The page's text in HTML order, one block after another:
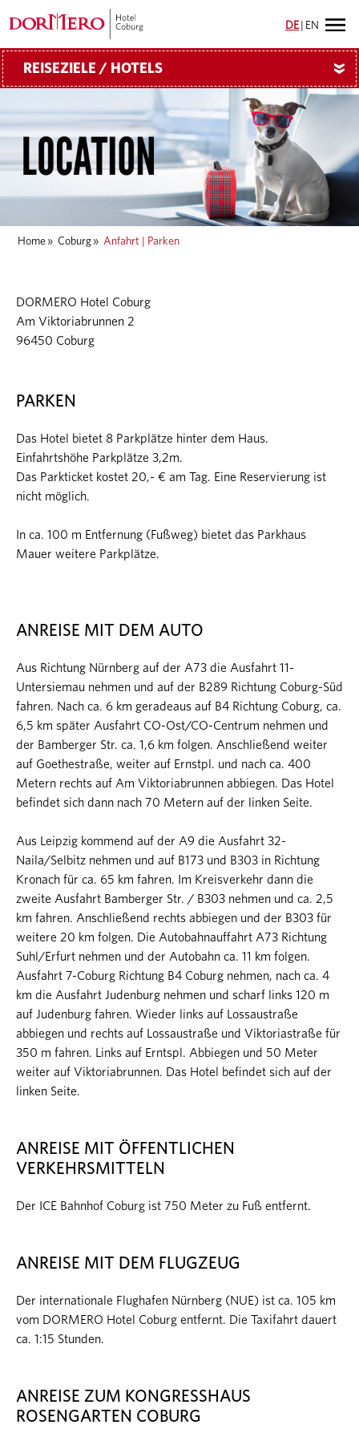
DE EN
REISEZIELE / HOTELS »
Home » Coburg » Anfahrt | Parken
DORMERO Hotel Coburg
Am Viktoriabrunnen 2
96450 Coburg
PARKEN
Das Hotel bietet 8 Parkplätze hinter dem Haus.
Einfahrtshöhe Parkplätze 3,2m.
Das Parkticket kostet 20,- € am Tag. Eine Reservierung ist
nicht möglich.
In ca. 100 m Entfernung (Fußweg) bietet das Parkhaus
Mauer weitere Parkplätze.
ANREISE MIT DEM AUTO
Aus Richtung Nürnberg auf der A73 die Ausfahrt 11-
Untersiemau nehmen und auf der B289 Richtung Coburg-Süd
fahren. Nach ca. 6 km geradeaus auf B4 Richtung Coburg, ca.
6,5 km später Ausfahrt CO-Ost/CO-Centrum nehmen und
der Bamberger Str. ca. 1,6 km folgen. Anschließend weiter
auf Goethestraße, weiter auf Ernstpl. und nach ca. 400
Metern rechts auf Am Viktoriabrunnen abbiegen. Das Hotel
befindet sich dann nach 70 Metern auf der linken Seite.
Aus Leipzig kommend auf der A9 die Ausfahrt 32-
Naila/Selbitz nehmen und auf B173 und B303 in Richtung
Kronach für ca. 65 km fahren. Im Kreisverkehr dann die
zweite Ausfahrt Bamberger Str. / B303 nehmen und ca. 2,5
km fahren. Anschließend rechts abbiegen und der B303 für
weitere 20 km folgen. Die Autobahnauffahrt A73 Richtung
Suhl/Erfurt nehmen und der Autobahn ca. 11 km folgen.
Ausfahrt 7-Coburg Richtung B4 Coburg nehmen, nach ca. 4
km die Ausfahrt Judenburg nehmen und scharf links 120 m
auf Judenburg fahren. Wieder links auf Lossaustraße
abbiegen und rechts auf Lossaustraße und Viktoriastraße für
350 m fahren. Links auf Erntspl. Abbiegen und 50 Meter
weiter auf Viktoriabrunnen. Das Hotel befindet sich auf der
linken Seite.
ANREISE MIT ÖFFENTLICHEN
VERKEHRSMITTELN
Der ICE Bahnhof Coburg ist 750 Meter zu Fuß entfernt.
ANREISE MIT DEM FLUGZEUG
Der internationale Flughafen Nürnberg (NUE) ist ca. 105 km
vom DORMERO Hotel Coburg entfernt. Die Taxifahrt dauert
ca. 1:15 Stunden.
ANREISE ZUM KONGRESSHAUS
ROSENGARTEN COBURG